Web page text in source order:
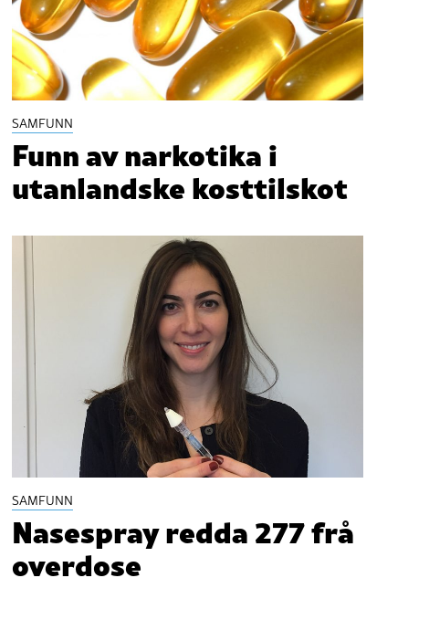
SAMFUNN
Funn av narkotika i
utanlandske kosttilskot
SAMFUNN
Nasespray redda 277 frå
overdose